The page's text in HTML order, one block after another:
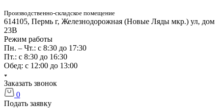
Производственно-складское помещение
614105, Пермь г, Железнодорожная (Новые Ляды мкр.) ул, дом
23В
Режим работы
Пн. – Чт.: с 8:30 до 17:30
Пт.: с 8:30 до 16:30
Обед: с 12:00 до 13:00
Заказать звонок
0
Подать заявку